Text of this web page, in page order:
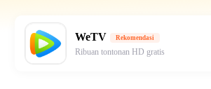
WeTV Rekomendasi
Ribuan tontonan HD gratis